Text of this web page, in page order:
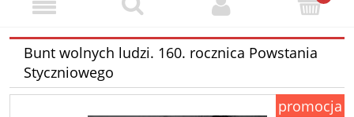
Bunt wolnych ludzi. 160. rocznica Powstania
Styczniowego
promocja